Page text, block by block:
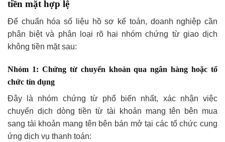
tiền mặt hợp lệ
Để chuẩn hóa số liệu hồ sơ kế toán, doanh nghiệp cần
phân biệt và phân loại rõ hai nhóm chứng từ giao dịch
không tiền mặt sau:
Nhóm 1: Chứng từ chuyển khoản qua ngân hàng hoặc tổ
chức tín dụng
Đây là nhóm chứng từ phổ biến nhất, xác nhận việc
chuyển dịch dòng tiền từ tài khoản mang tên bên mua
sang tài khoản mang tên bên bán mở tại các tổ chức cung
ứng dịch vụ thanh toán: